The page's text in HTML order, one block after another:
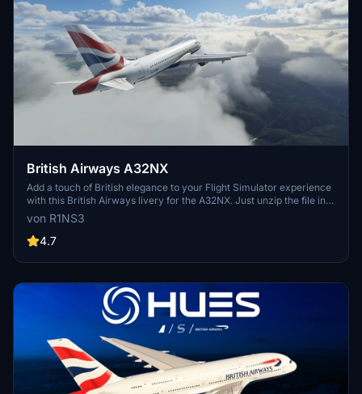
British Airways A32NX
Add a touch of British elegance to your Flight Simulator experience
with this British Airways livery for the A32NX. Just unzip the file in
your Community folder and take to the skies in style. For the
standard A320 version, check out the link provided.
von R1NS3
4.7